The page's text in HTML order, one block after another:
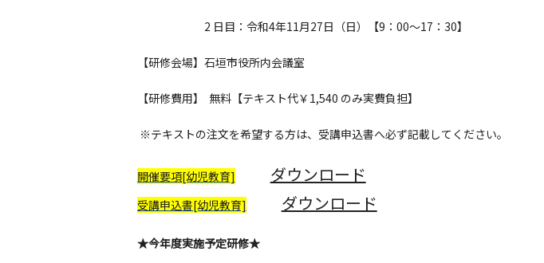
2 日目：令和4年11月27日（日）【9：00〜17：30】
【研修会場】石垣市役所内会議室
【研修費用】 無料【テキスト代￥1,540 のみ実費負担】
※テキストの注文を希望する方は、受講申込書へ必ず記載してください。
開催要項[幼児教育] ダウンロード
受講申込書[幼児教育] ダウンロード
★今年度実施予定研修★